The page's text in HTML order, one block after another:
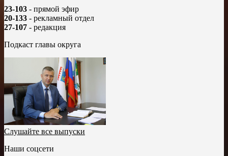
23-103 - прямой эфир
20-133 - рекламный отдел
27-107 - редакция
Подкаст главы округа
Слушайте все выпуски
Наши соцсети